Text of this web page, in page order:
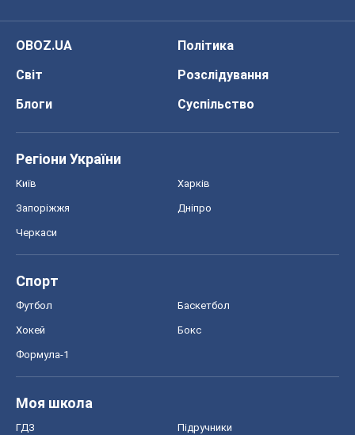
OBOZ.UA
Політика
Світ
Розслідування
Блоги
Суспільство
Регіони України
Київ Харків
Запоріжжя Дніпро
Черкаси
Спорт
Футбол Баскетбол
Хокей Бокс
Формула-1
Моя школа
ГДЗ Підручники